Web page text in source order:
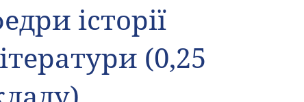
історії
(0,25